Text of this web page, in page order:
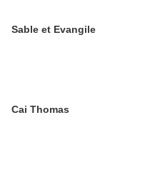
Sable et Evangile
Cai Thomas